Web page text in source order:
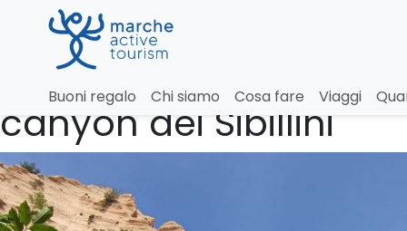
Buoni regalo Chi siamo Cosa fare Viaggi
Lame Rosse: il
canyon dei Sibillini